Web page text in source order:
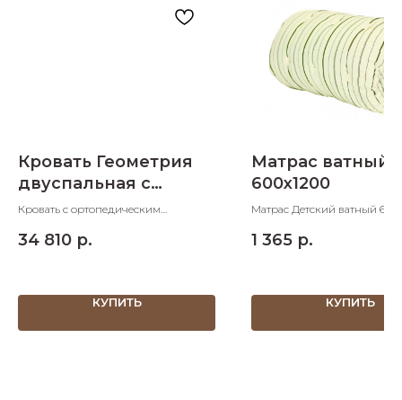
Кровать Геометрия
двуспальная с
подъемным
1500х2120х1180
Кровать с ортопедическим
1500х2120х1180 ШхДхВ спальное
34 810 р.
КУПИТЬ
Матрас ватный
600х1200
Матрас Детский ватный
1 365 р.
КУПИТЬ